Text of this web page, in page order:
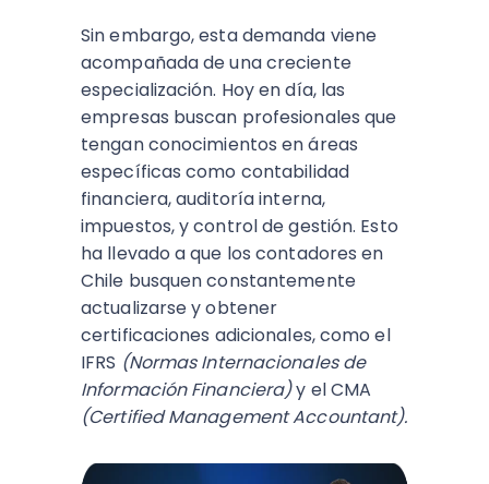
Sin embargo, esta demanda viene
acompañada de una creciente
especialización. Hoy en día, las
empresas buscan profesionales que
tengan conocimientos en áreas
específicas como contabilidad
financiera, auditoría interna,
impuestos, y control de gestión. Esto
ha llevado a que los contadores en
Chile busquen constantemente
actualizarse y obtener
certificaciones adicionales, como el
IFRS (Normas Internacionales de
Información Financiera)y el CMA
(Certified Management Accountant).